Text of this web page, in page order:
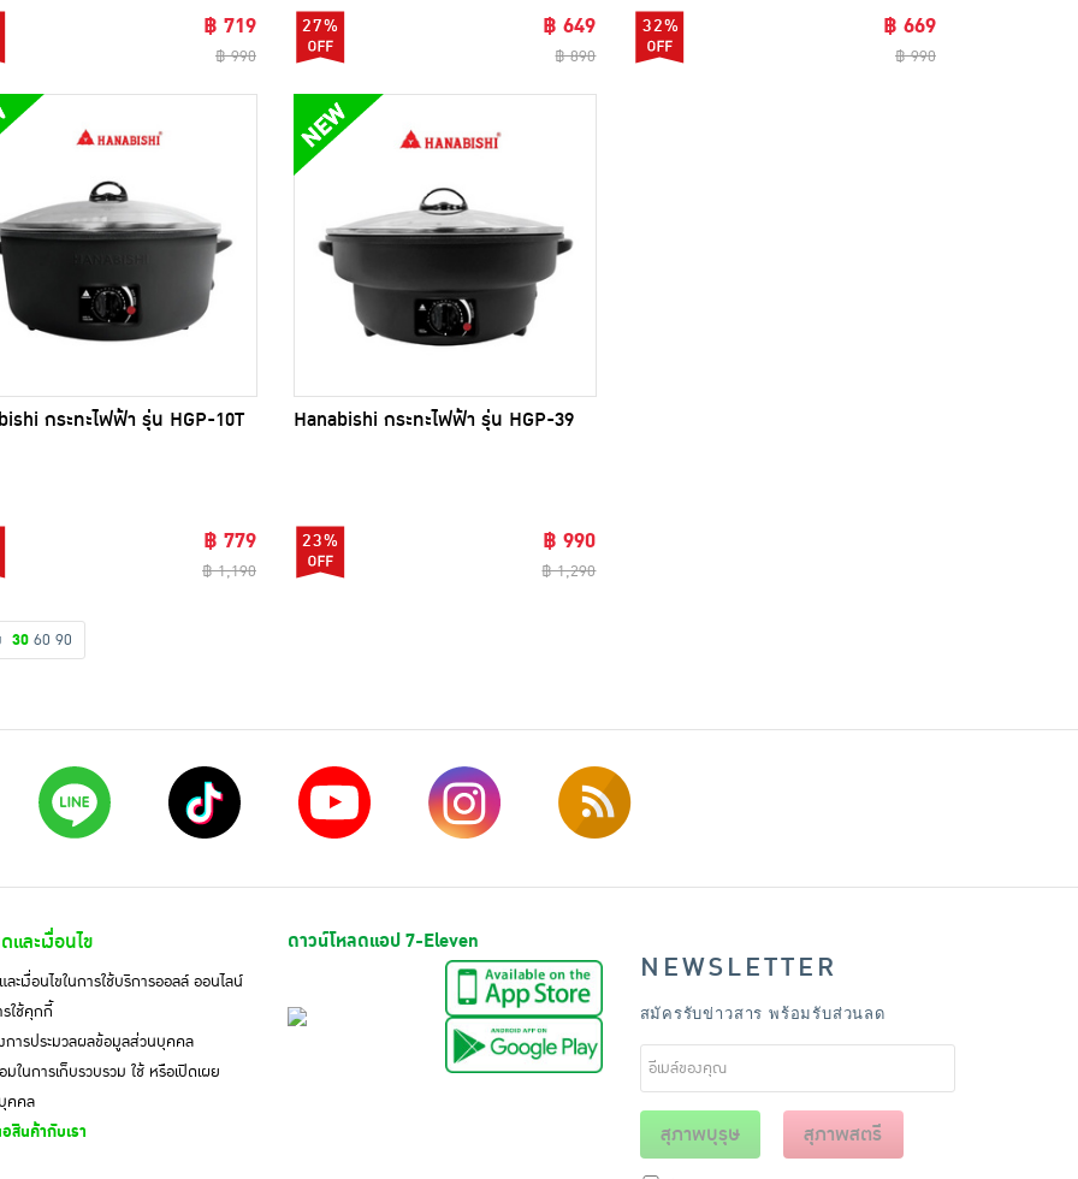
฿ 719
฿ 990
27% ฿ 649
฿ 890
32% ฿ 669
฿ 990
กระทะไฟฟ้า รุ่น HGP-10T
฿ 779
฿ 1,190
Hanabishi กระทะไฟฟ้า รุ่น HGP-39
23% ฿ 990
฿ 1,290
30 60 90
ละเงื่อนไข
ะเงื่อนไขในการใช้บริการออลล์ ออนไลน์
ใช้คุกกี้
การประมวลผลข้อมูลส่วนบุคคล
ในการเก็บรวบรวม ใช้ หรือเปิดเผย
คคล
สินค้ากับเรา
ดาวน์โหลดแอป 7-Eleven
NEWSLETTER
สมัครรับข่าวสาร พร้อมรับส่วนลด
สุภาพบุรุษ สุภาพสตรี